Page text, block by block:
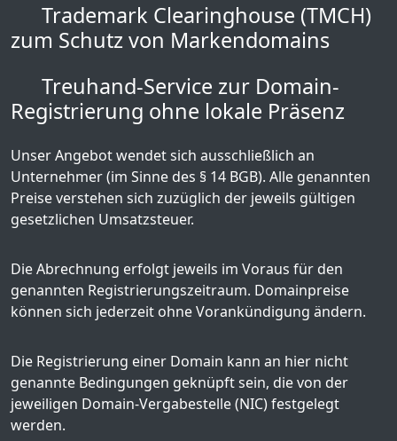
Trademark Clearinghouse (TMCH)
zum Schutz von Markendomains
Treuhand-Service zur Domain-
Registrierung ohne lokale Präsenz
Unser Angebot wendet sich ausschließlich an
Unternehmer (im Sinne des § 14 BGB). Alle genannten
Preise verstehen sich zuzüglich der jeweils gültigen
gesetzlichen Umsatzsteuer.
Die Abrechnung erfolgt jeweils im Voraus für den
genannten Registrierungszeitraum. Domainpreise
können sich jederzeit ohne Vorankündigung ändern.
Die Registrierung einer Domain kann an hier nicht
genannte Bedingungen geknüpft sein, die von der
jeweiligen Domain-Vergabestelle (NIC) festgelegt
werden.